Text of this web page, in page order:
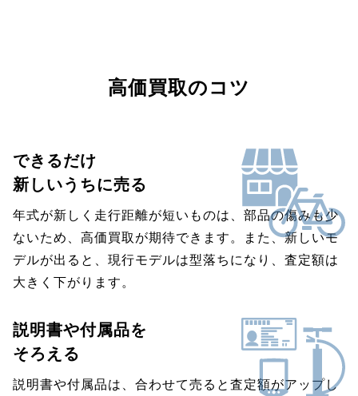
高価買取のコツ
できるだけ
新しいうちに売る
年式が新しく走行距離が短いものは、部品の傷みも少
ないため、高価買取が期待できます。また、新しいモ
デルが出ると、現行モデルは型落ちになり、査定額は
大きく下がります。
説明書や付属品を
そろえる
説明書や付属品は、合わせて売ると査定額がアップし